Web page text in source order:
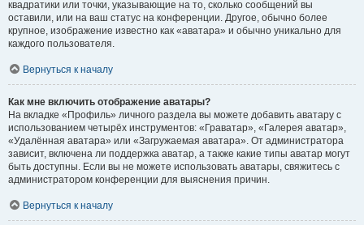
квадратики или точки, указывающие на то, сколько сообщений вы
оставили, или на ваш статус на конференции. Другое, обычно более
крупное, изображение известно как «аватара» и обычно уникально для
каждого пользователя.
Вернуться к началу
Как мне включить отображение аватары?
На вкладке «Профиль» личного раздела вы можете добавить аватару с
использованием четырёх инструментов: «Граватар», «Галерея аватар»,
«Удалённая аватара» или «Загружаемая аватара». От администратора
зависит, включена ли поддержка аватар, а также какие типы аватар могут
быть доступны. Если вы не можете использовать аватары, свяжитесь с
администратором конференции для выяснения причин.
Вернуться к началу